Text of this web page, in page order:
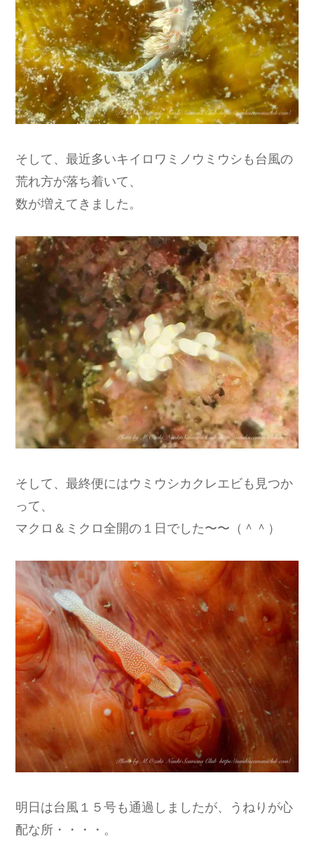
そして、最近多いキイロワミノウミウシも台風の
荒れ方が落ち着いて、
数が増えてきました。
そして、最終便にはウミウシカクレエビも見つか
って、
マクロ＆ミクロ全開の１日でした〜〜（＾＾）
明日は台風１５号も通過しましたが、うねりが心
配な所・・・・。